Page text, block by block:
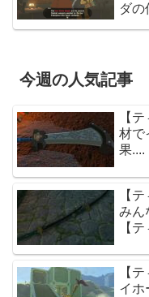
ダの
今週の人気記事
【
材で
果....
【
みん
【
【
イホ